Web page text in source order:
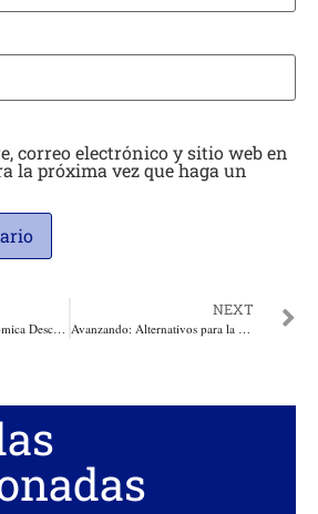
correo electrónico y sitio web en
la próxima vez que haga un
Explosión Socioeconómica Descontrolada. Por: Miguel Ángel Lacouture
NEXT
Avanzando: Alternativos para la sustitución de la maldita hoja de Coca. Por: Libardo James Arbeláez